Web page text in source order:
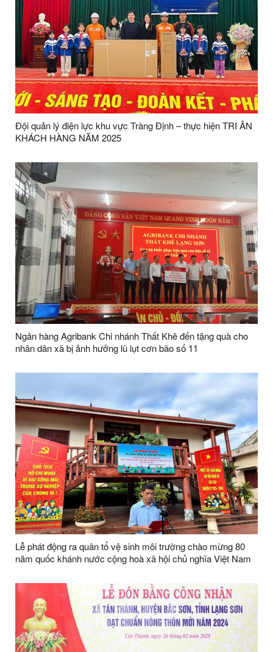
Đội quản lý điện lực khu vực Tràng Định – thực hiện TRI ÂN
KHÁCH HÀNG NĂM 2025
Ngân hàng Agribank Chi nhánh Thất Khê đến tặng quà cho
nhân dân xã bị ảnh hưởng lũ lụt cơn bão số 11
Lễ phát động ra quân tổ vệ sinh môi trường chào mừng 80
năm quốc khánh nước cộng hoà xã hội chủ nghĩa Việt Nam